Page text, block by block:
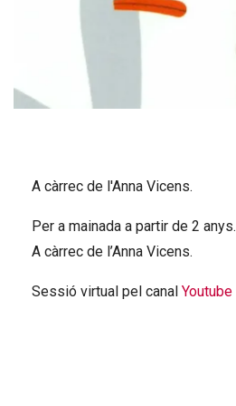
A càrrec de l'Anna Vicens.
Per a mainada a partir de 2 anys.
A càrrec de l’Anna Vicens.
Sessió virtual pel canal Youtube